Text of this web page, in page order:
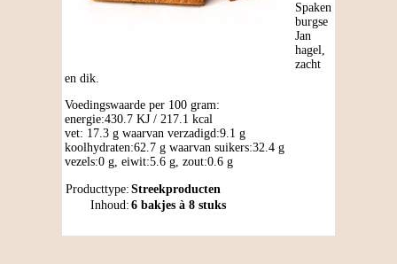
Spaken
burgse
Jan
hagel,
zacht
en dik.
Voedingswaarde per 100 gram:
energie:430.7 KJ / 217.1 kcal
vet: 17.3 g waarvan verzadigd:9.1 g
koolhydraten:62.7 g waarvan suikers:32.4 g
vezels:0 g, eiwit:5.6 g, zout:0.6 g
Producttype: Streekproducten
Inhoud: 6 bakjes à 8 stuks
Contact